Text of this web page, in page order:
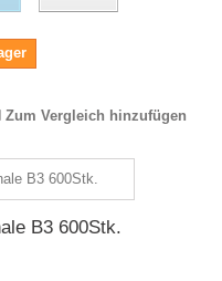
Zum Vergleich hinzufügen
B3 600Stk.